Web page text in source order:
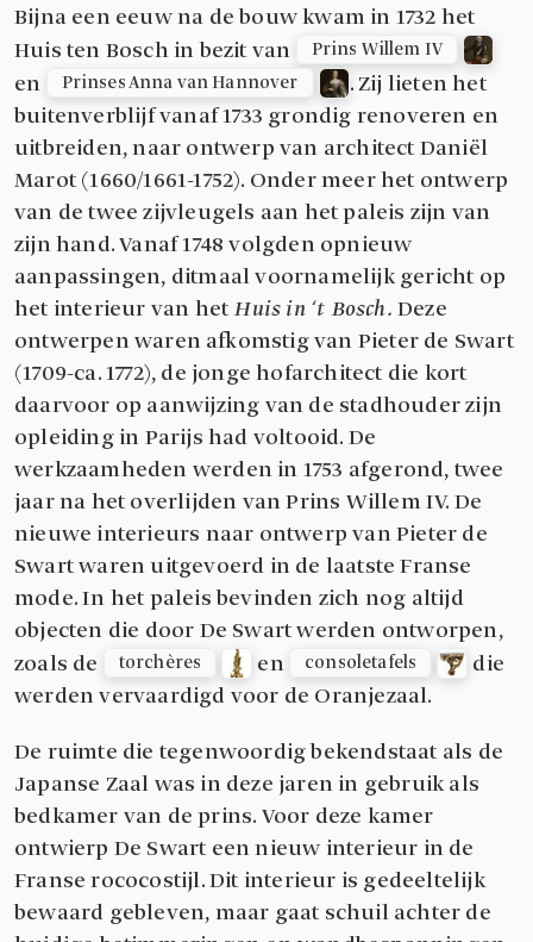
Bijna een eeuw na de bouw kwam in 1732 het
Huis ten Bosch in bezit van
Prins Willem IV
en Prinses Anna van Hannover
. Zij lieten het
buitenverblijf vanaf 1733 grondig renoveren en
uitbreiden, naar ontwerp van architect Daniël
Marot (1660/1661-1752). Onder meer het ontwerp
van de twee zijvleugels aan het paleis zijn van
zijn hand. Vanaf 1748 volgden opnieuw
aanpassingen, ditmaal voornamelijk gericht op
het interieur van hetHuis in ‘t Bosch.Deze
ontwerpen waren afkomstig van Pieter de Swart
(1709-ca. 1772), de jonge hofarchitect die kort
daarvoor op aanwijzing van de stadhouder zijn
opleiding in Parijs had voltooid. De
werkzaamheden werden in 1753 afgerond, twee
jaar na het overlijden van Prins Willem IV. De
nieuwe interieurs naar ontwerp van Pieter de
Swart waren uitgevoerd in de laatste Franse
mode. In het paleis bevinden zich nog altijd
objecten die door De Swart werden ontworpen,
zoals de
torchères en consoletafels
die
werden vervaardigd voor de Oranjezaal.
De ruimte die tegenwoordig bekendstaat als de
Japanse Zaal was in deze jaren in gebruik als
bedkamer van de prins. Voor deze kamer
ontwierp De Swart een nieuw interieur in de
Franse rococostijl. Dit interieur is gedeeltelijk
bewaard gebleven, maar gaat schuil achter de